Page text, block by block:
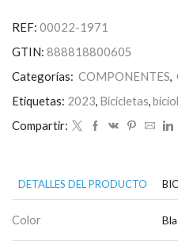
REF: 00022-1971
GTIN: 888818800605
Categorías: COMPONENTES,
Etiquetas: 2023, Bicicletas,
Compartir:
DETALLES DEL PRODUCTO
Color